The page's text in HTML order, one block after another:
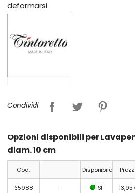
deformarsi
Condividi
Opzioni disponibili per
diam. 10 cm
Cod. Disponibile
65988 - SI 13,95